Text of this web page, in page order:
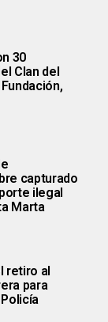
30
Clan del
capturado
ilegal
Marta
retiro al
para